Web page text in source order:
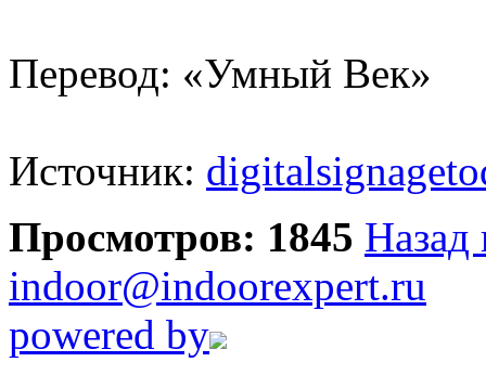
Перевод: «Умный Век»
Источник:
Просмотров: 1845 Назад
indoor@indoorexpert.ru
powered by